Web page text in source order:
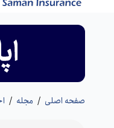
صفحه اصلی / مجله /